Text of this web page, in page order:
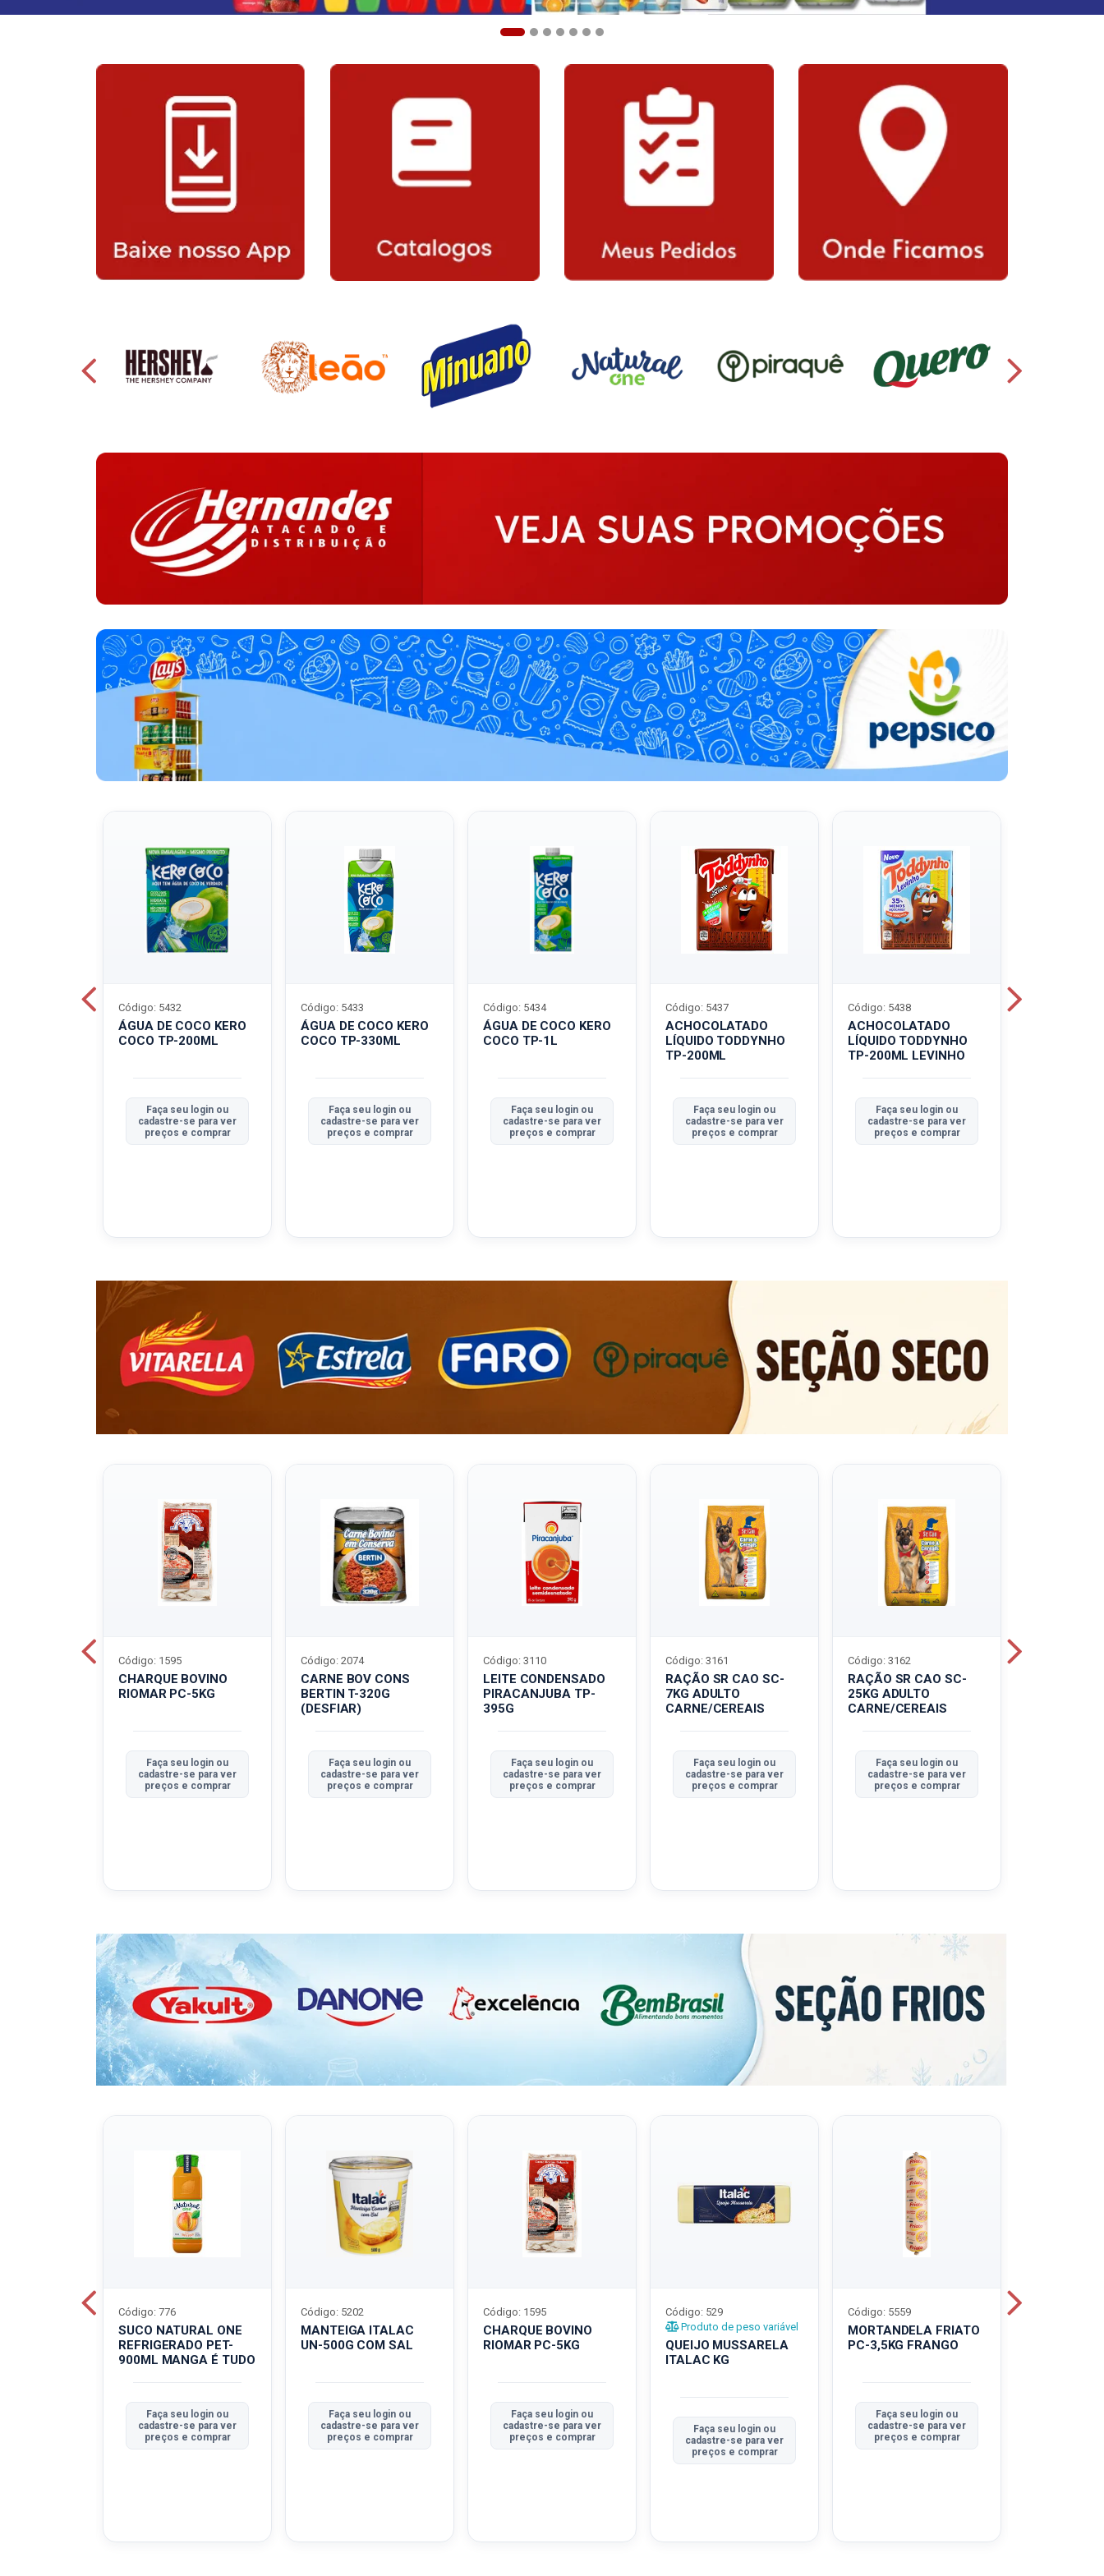
ÁGUA DE COCO KERO
COCO TP-200ML
Código: 5432
Faça seu login ou
cadastre-se para ver
preços e comprar
ÁGUA DE COCO KERO
COCO TP-330ML
Código: 5433
Faça seu login ou
cadastre-se para ver
preços e comprar
ÁGUA DE COCO KERO
COCO TP-1L
Código: 5434
Faça seu login ou
cadastre-se para ver
preços e comprar
ACHOCOLATADO
LÍQUIDO TODDYNHO
TP-200ML
Código: 5437
Faça seu login ou
cadastre-se para ver
preços e comprar
ACHOCOLATADO
LÍQUIDO TODDYNHO
TP-200ML LEVINHO
Código: 5438
Faça seu login ou
cadastre-se para ver
preços e comprar
CHARQUE BOVINO
RIOMAR PC-5KG
Código: 1595
Faça seu login ou
cadastre-se para ver
preços e comprar
CARNE BOV CONS
BERTIN T-320G
(DESFIAR)
Código: 2074
Faça seu login ou
cadastre-se para ver
preços e comprar
LEITE CONDENSADO
PIRACANJUBA TP-
395G
Código: 3110
Faça seu login ou
cadastre-se para ver
preços e comprar
RAÇÃO SR CAO SC-
7KG ADULTO
CARNE/CEREAIS
Código: 3161
Faça seu login ou
cadastre-se para ver
preços e comprar
RAÇÃO SR CAO SC-
25KG ADULTO
CARNE/CEREAIS
Código: 3162
Faça seu login ou
cadastre-se para ver
preços e comprar
SUCO NATURAL ONE
REFRIGERADO PET-
900ML MANGA É TUDO
Código: 776
Faça seu login ou
cadastre-se para ver
preços e comprar
MANTEIGA ITALAC
UN-500G COM SAL
Código: 5202
Faça seu login ou
cadastre-se para ver
preços e comprar
CHARQUE BOVINO
RIOMAR PC-5KG
Código: 1595
Faça seu login ou
cadastre-se para ver
preços e comprar
QUEIJO MUSSARELA
ITALAC KG
Código: 529
Produto de peso variável
Faça seu login ou
cadastre-se para ver
preços e comprar
MORTANDELA FRIATO
PC-3,5KG FRANGO
Código: 5559
Faça seu login ou
cadastre-se para ver
preços e comprar